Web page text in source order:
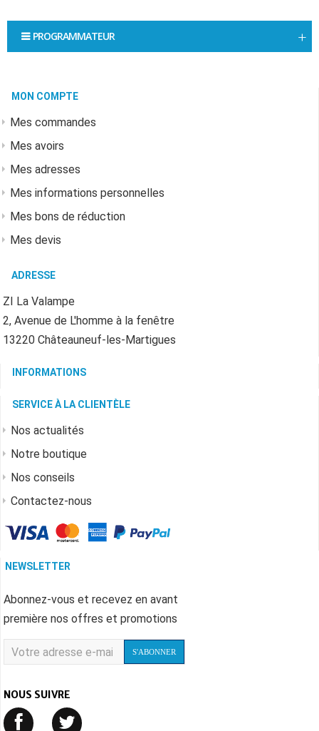
PROGRAMMATEUR
MON COMPTE
Mes commandes
Mes avoirs
Mes adresses
Mes informations personnelles
Mes bons de réduction
Mes devis
ADRESSE
ZI La Valampe
2, Avenue de L'homme à la fenêtre
13220 Châteauneuf-les-Martigues
INFORMATIONS
SERVICE À LA CLIENTÈLE
Nos actualités
Notre boutique
Nos conseils
Contactez-nous
NEWSLETTER
Abonnez-vous et recevez en avant
première nos offres et promotions
S'ABONNER
NOUS SUIVRE